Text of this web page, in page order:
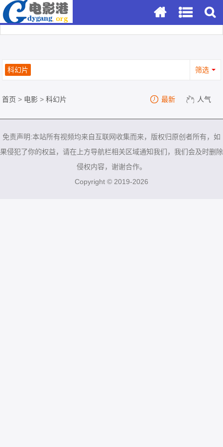
科幻片 筛选
首页 > 电影 >科幻片 最新 人气
免责声明:本站所有视频均来自互联网收集而来，版权归原创者所有，如
果侵犯了你的权益，请在上方导航栏相关区域通知我们，我们会及时删除
侵权内容，谢谢合作。
Copyright © 2019-2026